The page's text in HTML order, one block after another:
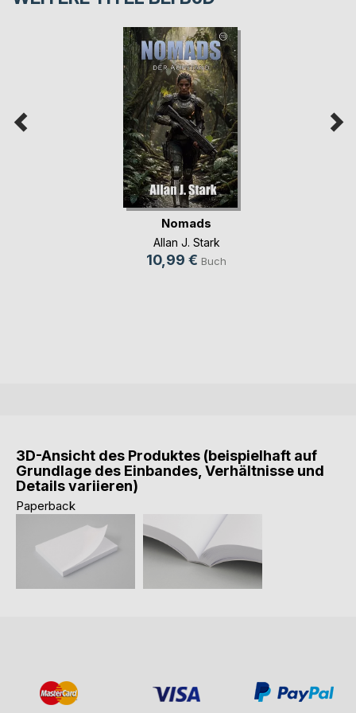
Nomads
Allan J. Stark
10,99 € Buch
3D-Ansicht des Produktes (beispielhaft auf
Grundlage des Einbandes, Verhältnisse und
Details variieren)
Paperback